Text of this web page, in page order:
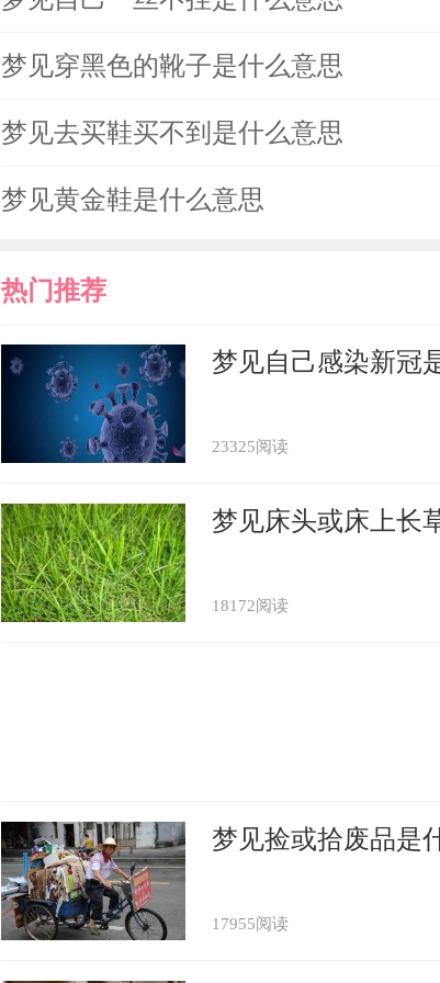
梦见穿黑色的靴子是什么意思
梦见去买鞋买不到是什么意思
梦见黄金鞋是什么意思
热门推荐
梦见自己感染新冠
23325阅读
梦见床头或床上长
18172阅读
梦见捡或拾废品是
17955阅读